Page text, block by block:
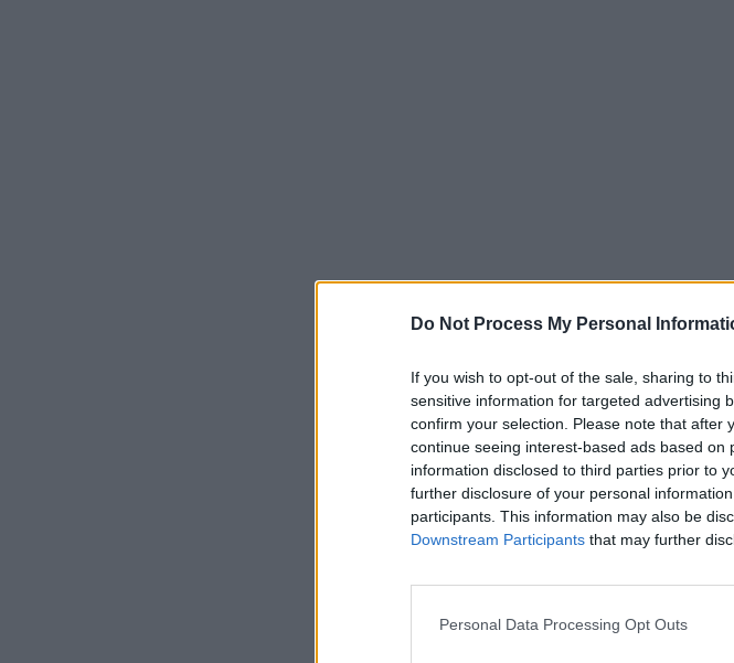
Do Not Process My Personal
If you wish to opt-out of the sale, sharing to
sensitive information for targeted advertising
confirm your selection. Please note that after
continue seeing interest-based ads based
information disclosed to third parties prior to
further disclosure of your personal
participants. This information may also be
Downstream Participants that may further
Personal Data Processing Opt Outs